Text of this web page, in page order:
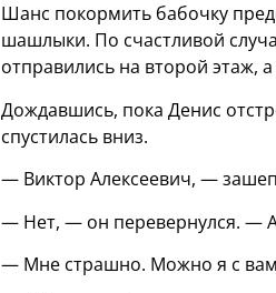
Шанс покормить бабочку
шашлыки. По счастливой
отправились на второй этаж,
Дождавшись, пока Денис
спустилась вниз.
— Виктор Алексеевич, —
— Нет, — он перевернулся. —
— Мне страшно. Можно я с